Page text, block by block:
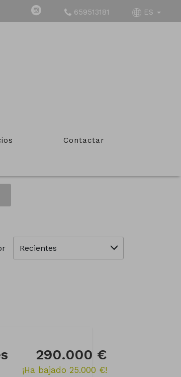
659513181 ES
Contactar
Recientes
290.000 €
¡Ha bajado 25.000 €!